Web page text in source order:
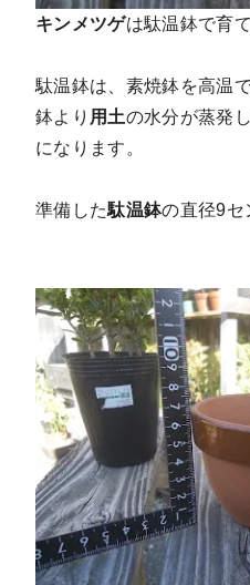
キンメツゲは駄温鉢で育て
駄温鉢は、素焼鉢を高温
鉢より 用土の水分が蒸発
になります。
準備した駄温鉢の直径9セ